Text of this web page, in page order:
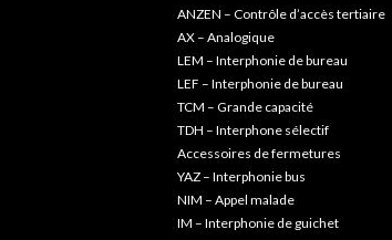
ANZEN – Contrôle d’accès tertiaire
AX – Analogique
LEM – Interphonie de bureau
LEF – Interphonie de bureau
TCM – Grande capacité
TDH – Interphone sélectif
Accessoires de fermetures
YAZ – Interphonie bus
NIM – Appel malade
IM – Interphonie de guichet